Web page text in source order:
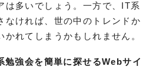
は多いでしょう。一方で、IT系
なければ、世の中のトレンドか
かれてしまうかもしれません。
勉強会を簡単に探せるWebサイ